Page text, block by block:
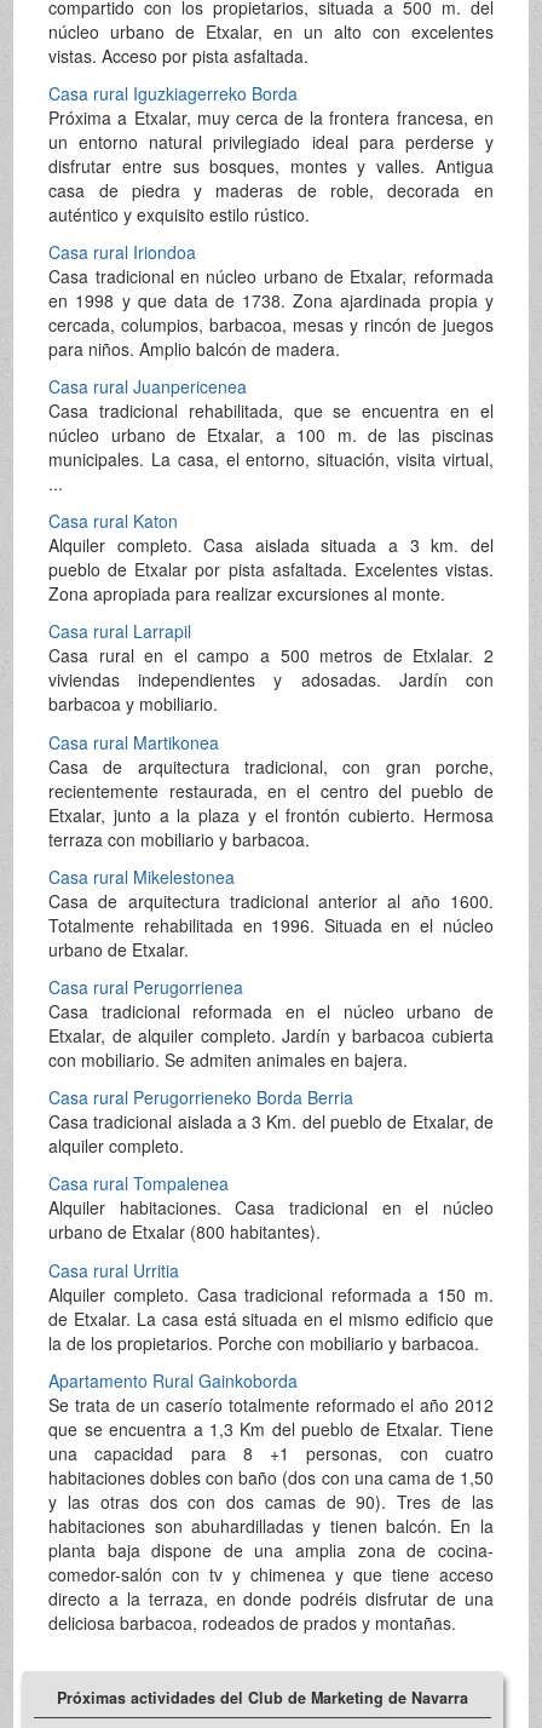
compartido con los propietarios, situada a 500 m. del
núcleo urbano de Etxalar, en un alto con excelentes
vistas. Acceso por pista asfaltada.
Casa rural Iguzkiagerreko Borda
Próxima a Etxalar, muy cerca de la frontera francesa, en
un entorno natural privilegiado ideal para perderse y
disfrutar entre sus bosques, montes y valles. Antigua
casa de piedra y maderas de roble, decorada en
auténtico y exquisito estilo rústico.
Casa rural Iriondoa
Casa tradicional en núcleo urbano de Etxalar, reformada
en 1998 y que data de 1738. Zona ajardinada propia y
cercada, columpios, barbacoa, mesas y rincón de juegos
para niños. Amplio balcón de madera.
Casa rural Juanpericenea
Casa tradicional rehabilitada, que se encuentra en el
núcleo urbano de Etxalar, a 100 m. de las piscinas
municipales. La casa, el entorno, situación, visita virtual,
...
Casa rural Katon
Alquiler completo. Casa aislada situada a 3 km. del
pueblo de Etxalar por pista asfaltada. Excelentes vistas.
Zona apropiada para realizar excursiones al monte.
Casa rural Larrapil
Casa rural en el campo a 500 metros de Etxlalar. 2
viviendas independientes y adosadas. Jardín con
barbacoa y mobiliario.
Casa rural Martikonea
Casa de arquitectura tradicional, con gran porche,
recientemente restaurada, en el centro del pueblo de
Etxalar, junto a la plaza y el frontón cubierto. Hermosa
terraza con mobiliario y barbacoa.
Casa rural Mikelestonea
Casa de arquitectura tradicional anterior al año 1600.
Totalmente rehabilitada en 1996. Situada en el núcleo
urbano de Etxalar.
Casa rural Perugorrienea
Casa tradicional reformada en el núcleo urbano de
Etxalar, de alquiler completo. Jardín y barbacoa cubierta
con mobiliario. Se admiten animales en bajera.
Casa rural Perugorrieneko Borda Berria
Casa tradicional aislada a 3 Km. del pueblo de Etxalar, de
alquiler completo.
Casa rural Tompalenea
Alquiler habitaciones. Casa tradicional en el núcleo
urbano de Etxalar (800 habitantes).
Casa rural Urritia
Alquiler completo. Casa tradicional reformada a 150 m.
de Etxalar. La casa está situada en el mismo edificio que
la de los propietarios. Porche con mobiliario y barbacoa.
Apartamento Rural Gainkoborda
Se trata de un caserío totalmente reformado el año 2012
que se encuentra a 1,3 Km del pueblo de Etxalar. Tiene
una capacidad para 8 +1 personas, con cuatro
habitaciones dobles con baño (dos con una cama de 1,50
y las otras dos con dos camas de 90). Tres de las
habitaciones son abuhardilladas y tienen balcón. En la
planta baja dispone de una amplia zona de cocina-
comedor-salón con tv y chimenea y que tiene acceso
directo a la terraza, en donde podréis disfrutar de una
deliciosa barbacoa, rodeados de prados y montañas.
Próximas actividades del Club de Marketing de Navarra